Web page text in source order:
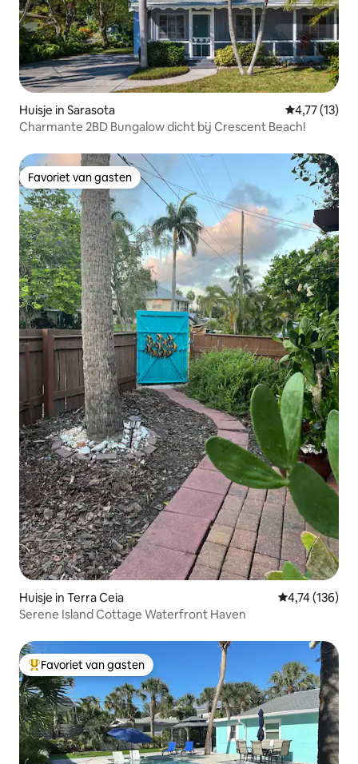
Huisje in Sarasota Gemiddelde
4,77 (13)
Charmante 2BD Bungalow dicht bij Crescent Beach!
Favoriet van gasten
Favoriet van gasten
Huisje in Terra Ceia Gemiddelde
4,74 (136)
Serene Island Cottage Waterfront Haven
Topfavoriet van gasten
Favoriet van gasten